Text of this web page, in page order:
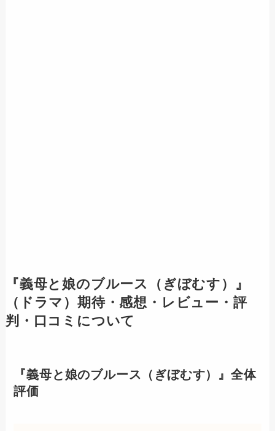
『義母と娘のブルース（ぎぼむす）』
（ドラマ）期待・感想・レビュー・評
判・口コミについて
『義母と娘のブルース（ぎぼむす）』全体
評価